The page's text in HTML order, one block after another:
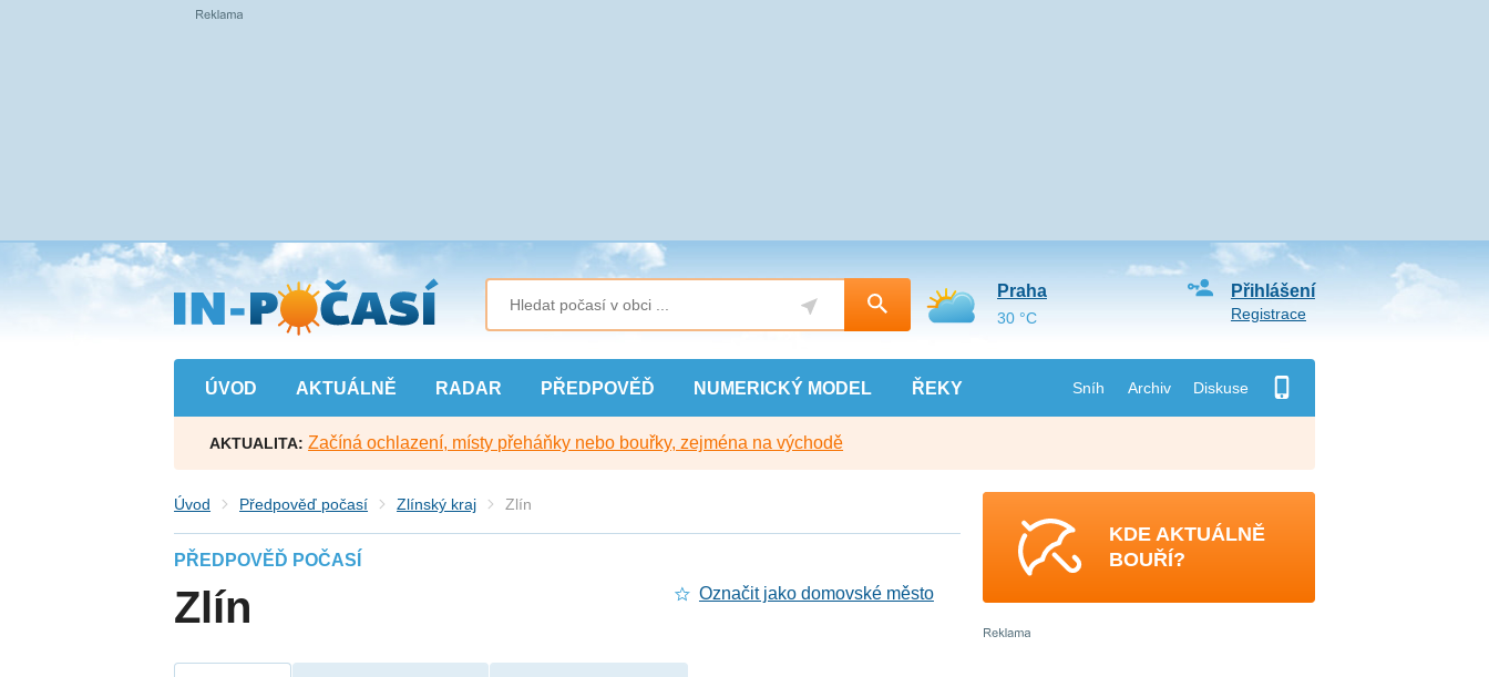
Přejít
na
hlavní
obsah
ÚVOD AKTUÁLNĚ RADAR PŘEDPOVĚĎ NUMERICKÝ MODEL ŘEKY Sníh Archiv Diskuse
Přihlášení
Registrace
Praha
30 °C
AKTUALITA: Začíná ochlazení, místy přeháňky nebo bouřky, zejména na východě
Úvod Předpověď počasí Zlínský kraj Zlín
PŘEDPOVĚĎ POČASÍ
Zlín Označit jako domovské město
KDE AKTUÁLNĚ
BOUŘÍ?